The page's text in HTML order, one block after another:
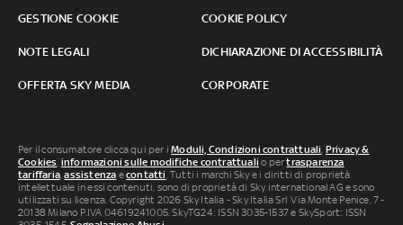
GESTIONE COOKIE COOKIE POLICY
NOTE LEGALI DICHIARAZIONE DI ACCESSIBILITÀ
OFFERTA SKY MEDIA CORPORATE
Per il consumatore clicca qui per iModuli, Condizioni contrattuali, Privacy &
Cookies, informazioni sulle modifiche contrattuali o pertrasparenza
tariffaria,assistenza econtatti. Tutti i marchi Sky e i diritti di proprietà
intellettuale in essi contenuti, sono di proprietà di Sky international AG e sono
utilizzati su licenza. Copyright 2026 Sky Italia - Sky Italia Srl Via Monte Penice, 7 -
20138 Milano P.IVA 04619241005. SkyTG24: ISSN 3035-1537 e SkySport: ISSN